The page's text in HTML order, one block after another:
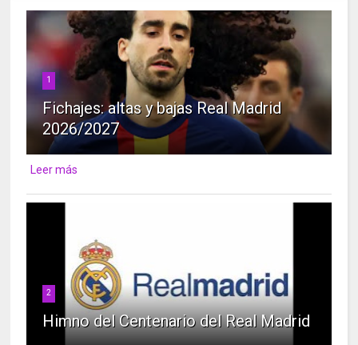
1
Fichajes: altas y bajas Real Madrid
2026/2027
Leer más
2
Himno del Centenario del Real Madrid